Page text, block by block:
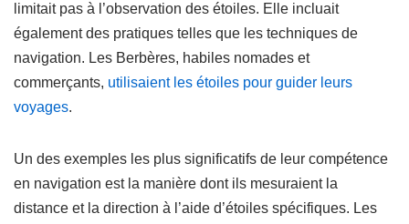
limitait pas à l’observation des étoiles. Elle incluait
également des pratiques telles que les techniques de
navigation. Les Berbères, habiles nomades et
commerçants, utilisaient les étoiles pour guider leurs
voyages.
Un des exemples les plus significatifs de leur compétence
en navigation est la manière dont ils mesuraient la
distance et la direction à l’aide d’étoiles spécifiques. Les